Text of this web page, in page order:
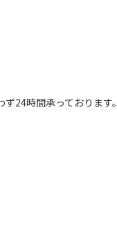
24時間承っております。